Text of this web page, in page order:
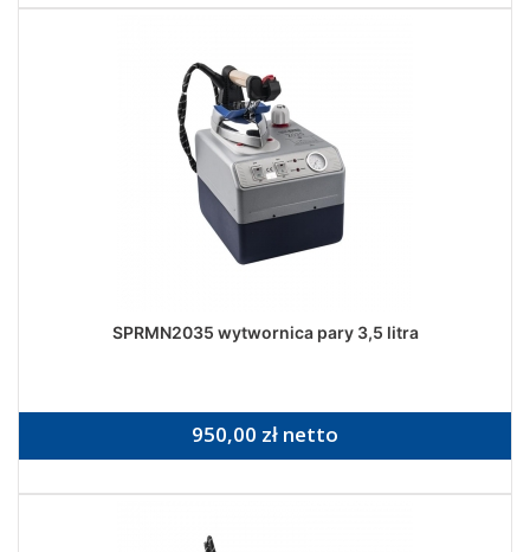
SPRMN2035 wytwornica pary 3,5 litra
950,00 zł netto